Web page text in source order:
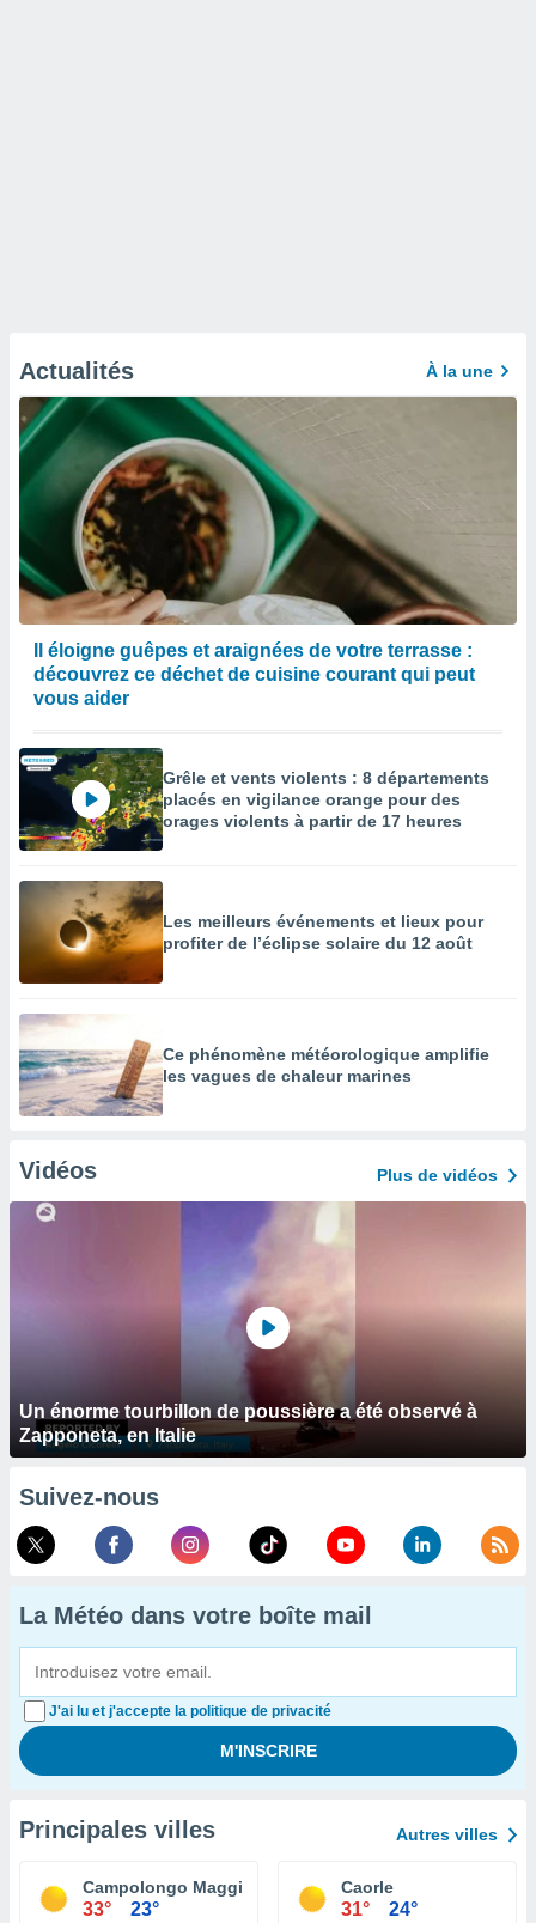
Actualités À la une
Il éloigne guêpes et araignées de votre terrasse :
découvrez ce déchet de cuisine courant qui peut
vous aider
Grêle et vents violents : 8 départements
placés en vigilance orange pour des
orages violents à partir de 17 heures
Les meilleurs événements et lieux pour
profiter de l’éclipse solaire du 12 août
Ce phénomène météorologique amplifie
les vagues de chaleur marines
Vidéos Plus de vidéos
Un énorme tourbillon de poussière a été observé à
Zapponeta, en Italie
Suivez-nous
La Météo dans votre boîte mail
J'ai lu et j'accepte la politique de privacité
Principales villes Autres villes
Campolongo Maggiore
33° 23°
Caorle
31° 24°